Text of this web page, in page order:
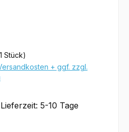
Stück)
+ ggf. zzgl.
5-10 Tage